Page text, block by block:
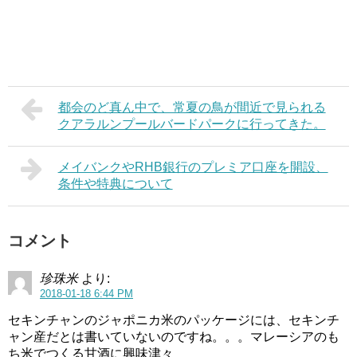
都会のど真ん中で、常夏の鳥が間近で見られる
クアラルンプールバードパークに行ってきた。
メイバンクやRHB銀行のプレミア口座を開設、
条件や特典について
コメント
珍珠米 より:
2018-01-18 6:44 PM
セキンチャンのジャポニカ米のパッケージには、セキンチ
ャン産だとは書いていないのですね。。。マレーシアのも
ち米でつくる甘酒に興味津々